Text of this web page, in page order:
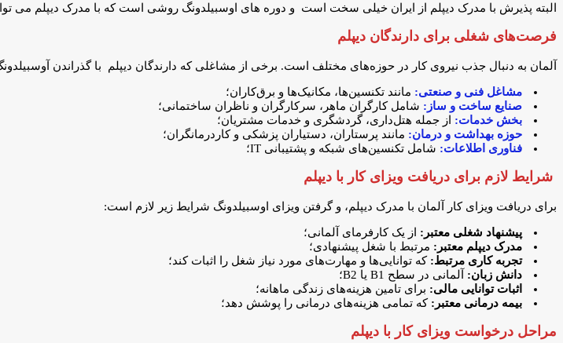
البته پذیرش با مدرک دیپلم از ایران خیلی سخت است و دوره های اوسبیلدونگ روشی است که با مدرک دیپلم می
فرصت‌های شغلی برای دارندگان دیپلم
آلمان به دنبال جذب نیروی کار در حوزه‌های مختلف است. برخی از مشاغلی که دارندگان دیپلم با گذراندن
مشاغل فنی و صنعتی: مانند تکنسین‌ها، مکانیک‌ها و برق‌کاران؛
صنایع ساخت و ساز: شامل کارگران ماهر، سرکارگران و ناظران ساختمانی؛
بخش خدمات: از جمله هتل‌داری، گردشگری و خدمات مشتریان؛
حوزه بهداشت و درمان: مانند پرستاران، دستیاران پزشکی و کاردرمانگران؛
فناوری اطلاعات: شامل تکنسین‌های شبکه و پشتیبانی IT؛
شرایط لازم برای دریافت ویزای کار با دیپلم
برای دریافت ویزای کار آلمان با مدرک دیپلم، و گرفتن ویزای اوسبیلدونگ شرایط زیر لازم است:
پیشنهاد شغلی معتبر: از یک کارفرمای آلمانی؛
مدرک دیپلم معتبر: مرتبط با شغل پیشنهادی؛
تجربه کاری مرتبط: که توانایی‌ها و مهارت‌های مورد نیاز شغل را اثبات کند؛
دانش زبان: آلمانی در سطح B1 یا B2؛
اثبات توانایی مالی: برای تامین هزینه‌های زندگی ماهانه؛
بیمه درمانی معتبر: که تمامی هزینه‌های درمانی را پوشش دهد؛
مراحل درخواست ویزای کار با دیپلم